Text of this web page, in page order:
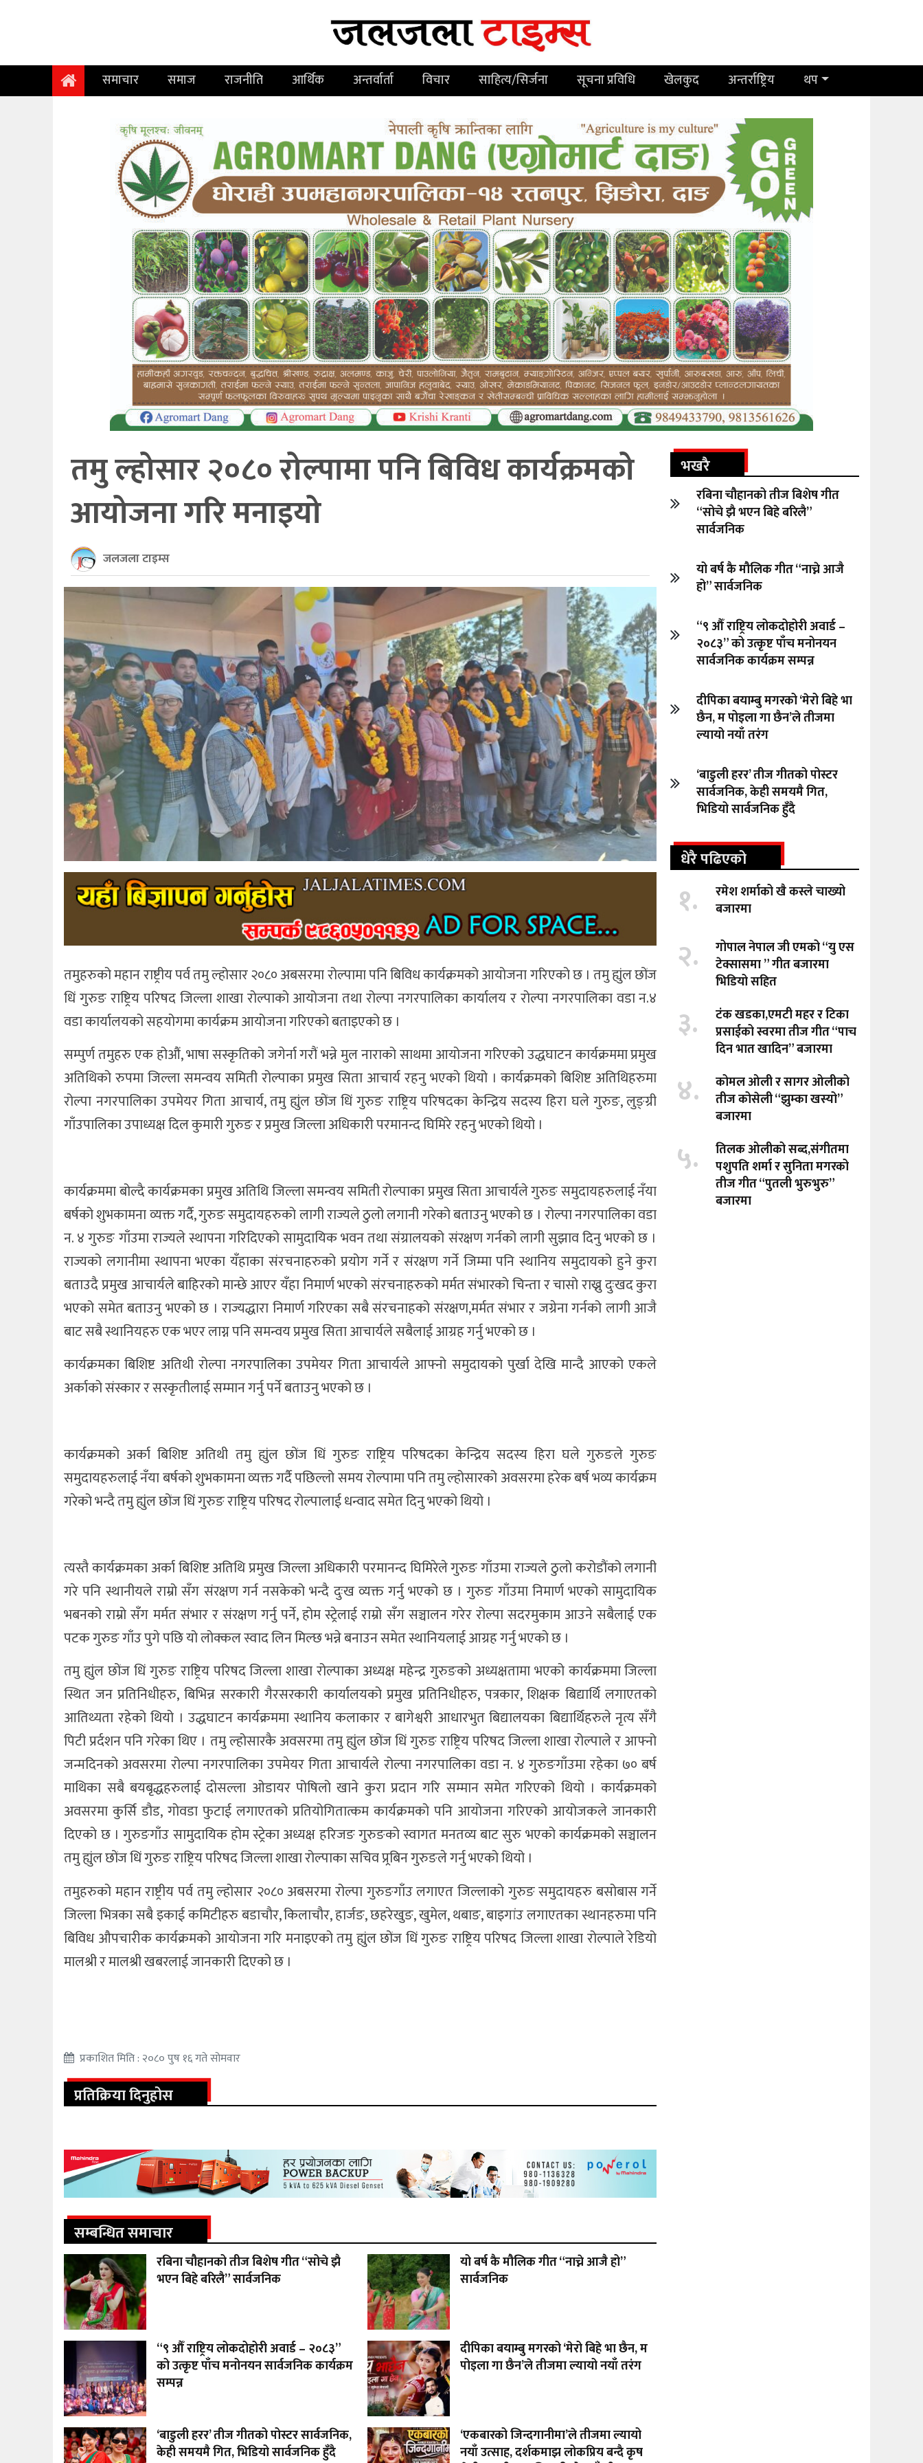
समाचार समाज राजनीति आर्थिक अन्तर्वार्ता विचार साहित्य/सिर्जना सूचना प्रविधि खेलकुद अन्तर्राष्ट्रिय थप
तमु ल्होसार २०८० रोल्पामा पनि बिविध कार्यक्रमको
आयोजना गरि मनाइयो
जलजला टाइम्स
तमुहरुको महान राष्ट्रीय पर्व तमु ल्होसार २०८० अबसरमा रोल्पामा पनि बिविध कार्यक्रमको आयोजना गरिएको छ । तमु ह्युंल छोंज
धिं गुरुङ राष्ट्रिय परिषद जिल्ला शाखा रोल्पाको आयोजना तथा रोल्पा नगरपालिका कार्यालय र रोल्पा नगरपालिका वडा न.४
वडा कार्यालयको सहयोगमा कार्यक्रम आयोजना गरिएको बताइएको छ ।
सम्पुर्ण तमुहरु एक होऔं, भाषा सस्कृतिको जगेर्ना गरौं भन्ने मुल नाराको साथमा आयोजना गरिएको उद्धघाटन कार्यक्रममा प्रमुख
अतिथिको रुपमा जिल्ला समन्वय समिती रोल्पाका प्रमुख सिता आचार्य रहनु भएको थियो । कार्यक्रमको बिशिष्ट अतिथिहरुमा
रोल्पा नगरपालिका उपमेयर गिता आचार्य, तमु ह्युंल छोंज धिं गुरुङ राष्ट्रिय परिषदका केन्द्रिय सदस्य हिरा घले गुरुङ, लुङ्ग्री
गाँउपालिका उपाध्यक्ष दिल कुमारी गुरुङ र प्रमुख जिल्ला अधिकारी परमानन्द घिमिरे रहनु भएको थियो ।
कार्यक्रममा बोल्दै कार्यक्रमका प्रमुख अतिथि जिल्ला समन्वय समिती रोल्पाका प्रमुख सिता आचार्यले गुरुङ समुदायहरुलाई नँया
बर्षको शुभकामना व्यक्त गर्दै, गुरुङ समुदायहरुको लागी राज्यले ठुलो लगानी गरेको बताउनु भएको छ । रोल्पा नगरपालिका वडा
न. ४ गुरुङ गाँउमा राज्यले स्थापना गरिदिएको सामुदायिक भवन तथा संग्रालयको संरक्षण गर्नको लागी सुझाव दिनु भएको छ ।
राज्यको लगानीमा स्थापना भएका यँहाका संरचनाहरुको प्रयोग गर्ने र संरक्षण गर्ने जिम्मा पनि स्थानिय समुदायको हुने कुरा
बताउदै प्रमुख आचार्यले बाहिरको मान्छे आएर यँहा निमार्ण भएको संरचनाहरुको मर्मत संभारको चिन्ता र चासो राख्नु दुःखद कुरा
भएको समेत बताउनु भएको छ । राज्यद्धारा निमार्ण गरिएका सबै संरचनाहको संरक्षण,मर्मत संभार र जग्रेना गर्नको लागी आजै
बाट सबै स्थानियहरु एक भएर लाग्न पनि समन्वय प्रमुख सिता आचार्यले सबैलाई आग्रह गर्नु भएको छ ।
कार्यक्रमका बिशिष्ट अतिथी रोल्पा नगरपालिका उपमेयर गिता आचार्यले आफ्नो समुदायको पुर्खा देखि मान्दै आएको एकले
अर्काको संस्कार र सस्कृतीलाई सम्मान गर्नु पर्ने बताउनु भएको छ ।
कार्यक्रमको अर्का बिशिष्ट अतिथी तमु ह्युंल छोंज धिं गुरुङ राष्ट्रिय परिषदका केन्द्रिय सदस्य हिरा घले गुरुङले गुरुङ
समुदायहरुलाई नँया बर्षको शुभकामना व्यक्त गर्दै पछिल्लो समय रोल्पामा पनि तमु ल्होसारको अवसरमा हरेक बर्ष भव्य कार्यक्रम
गरेको भन्दै तमु ह्युंल छोंज धिं गुरुङ राष्ट्रिय परिषद रोल्पालाई धन्वाद समेत दिनु भएको थियो ।
त्यस्तै कार्यक्रमका अर्का बिशिष्ट अतिथि प्रमुख जिल्ला अधिकारी परमानन्द घिमिरेले गुरुङ गाँउमा राज्यले ठुलो करोडौंको लगानी
गरे पनि स्थानीयले राम्रो सँग संरक्षण गर्न नसकेको भन्दै दुःख व्यक्त गर्नु भएको छ । गुरुङ गाँउमा निमार्ण भएको सामुदायिक
भबनको राम्रो सँग मर्मत संभार र संरक्षण गर्नु पर्ने, होम स्ट्रेलाई राम्रो सँग सञ्चालन गरेर रोल्पा सदरमुकाम आउने सबैलाई एक
पटक गुरुङ गाँउ पुगे पछि यो लोक्कल स्वाद लिन मिल्छ भन्ने बनाउन समेत स्थानियलाई आग्रह गर्नु भएको छ ।
तमु ह्युंल छोंज धिं गुरुङ राष्ट्रिय परिषद जिल्ला शाखा रोल्पाका अध्यक्ष महेन्द्र गुरुङको अध्यक्षतामा भएको कार्यक्रममा जिल्ला
स्थित जन प्रतिनिधीहरु, बिभिन्न सरकारी गैरसरकारी कार्यालयको प्रमुख प्रतिनिधीहरु, पत्रकार, शिक्षक बिद्यार्थि लगाएतको
आतिथ्यता रहेको थियो । उद्धघाटन कार्यक्रममा स्थानिय कलाकार र बागेश्वरी आधारभुत बिद्यालयका बिद्यार्थिहरुले नृत्य सँगै
पिटी प्रर्दशन पनि गरेका थिए । तमु ल्होसारकै अवसरमा तमु ह्युंल छोंज धिं गुरुङ राष्ट्रिय परिषद जिल्ला शाखा रोल्पाले र आफ्नो
जन्मदिनको अवसरमा रोल्पा नगरपालिका उपमेयर गिता आचार्यले रोल्पा नगरपालिका वडा न. ४ गुरुङगाँउमा रहेका ७० बर्ष
माथिका सबै बयबृद्धहरुलाई दोसल्ला ओडायर पोषिलो खाने कुरा प्रदान गरि सम्मान समेत गरिएको थियो । कार्यक्रमको
अवसरमा कुर्सि डौड, गोवडा फुटाई लगाएतको प्रतियोगितात्कम कार्यक्रमको पनि आयोजना गरिएको आयोजकले जानकारी
दिएको छ । गुरुङगाँउ सामुदायिक होम स्ट्रेका अध्यक्ष हरिजङ गुरुङको स्वागत मनतव्य बाट सुरु भएको कार्यक्रमको सञ्चालन
तमु ह्युंल छोंज धिं गुरुङ राष्ट्रिय परिषद जिल्ला शाखा रोल्पाका सचिव प्र्रबिन गुरुङले गर्नु भएको थियो ।
तमुहरुको महान राष्ट्रीय पर्व तमु ल्होसार २०८० अबसरमा रोल्पा गुरुङगाँउ लगाएत जिल्लाको गुरुङ समुदायहरु बसोबास गर्ने
जिल्ला भित्रका सबै इकाई कमिटीहरु बडाचौर, किलाचौर, हार्जङ, छहरेखुङ, खुमेल, थबाङ, बाइगांउ लगाएतका स्थानहरुमा पनि
बिविध औपचारीक कार्यक्रमको आयोजना गरि मनाइएको तमु ह्युंल छोंज धिं गुरुङ राष्ट्रिय परिषद जिल्ला शाखा रोल्पाले रेडियो
मालश्री र मालश्री खबरलाई जानकारी दिएको छ ।
प्रकाशित मिति : २०८० पुष १६ गते सोमवार
प्रतिक्रिया दिनुहोस
सम्बन्धित समाचार
रबिना चौहानको तीज बिशेष गीत “सोचे झै
भएन बिहे बरिलै” सार्वजनिक
यो बर्ष कै मौलिक गीत “नाच्ने आजै हो”
सार्वजनिक
“९ औँ राष्ट्रिय लोकदोहोरी अवार्ड – २०८३”
को उत्कृष्ट पाँच मनोनयन सार्वजनिक कार्यक्रम
सम्पन्न
दीपिका बयाम्बु मगरको ‘मेरो बिहे भा छैन, म
पोइला गा छैन’ले तीजमा ल्यायो नयाँ तरंग
‘बाडुली हरर’ तीज गीतको पोस्टर सार्वजनिक,
केही समयमै गित, भिडियो सार्वजनिक हुँदै
‘एकबारको जिन्दगानीमा’ले तीजमा ल्यायो
नयाँ उत्साह, दर्शकमाझ लोकप्रिय बन्दै कृष
भखरै
रबिना चौहानको तीज बिशेष गीत
“सोचे झै भएन बिहे बरिलै”
सार्वजनिक
यो बर्ष कै मौलिक गीत “नाच्ने आजै
हो” सार्वजनिक
“९ औँ राष्ट्रिय लोकदोहोरी अवार्ड –
२०८३” को उत्कृष्ट पाँच मनोनयन
सार्वजनिक कार्यक्रम सम्पन्न
दीपिका बयाम्बु मगरको ‘मेरो बिहे भा
छैन, म पोइला गा छैन’ले तीजमा
ल्यायो नयाँ तरंग
‘बाडुली हरर’ तीज गीतको पोस्टर
सार्वजनिक, केही समयमै गित,
भिडियो सार्वजनिक हुँदै
धेरै पढिएको
१.
रमेश शर्माको खै कस्ले चाख्यो
बजारमा
२.
गोपाल नेपाल जी एमको “यु एस
टेक्सासमा ” गीत बजारमा
भिडियो सहित
३.
टंक खडका,एमटी महर र टिका
प्रसाईको स्वरमा तीज गीत “पाच
दिन भात खादिन” बजारमा
४.
कोमल ओली र सागर ओलीको
तीज कोसेली “झुम्का खस्यो”
बजारमा
५.
तिलक ओलीको सब्द,संगीतमा
पशुपति शर्मा र सुनिता मगरको
तीज गीत “पुतली भुरुभुरु”
बजारमा